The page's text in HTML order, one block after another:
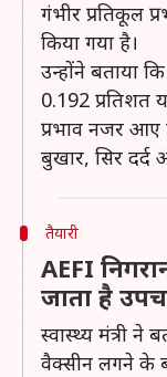
गंभीर प्रतिकूल
किया गया है।
उन्होंने बताया
0.192 प्रतिशत
प्रभाव नजर
बुखार, सिर दर्द
तैयारी
AEFI
जाता है
स्वास्थ्य मंत्री ने
वैक्सीन लगने के